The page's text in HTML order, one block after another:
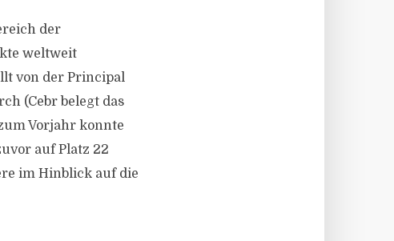
der
weltweit
von der Principal
(Cebr belegt das
Vorjahr konnte
auf Platz 22
im Hinblick auf die